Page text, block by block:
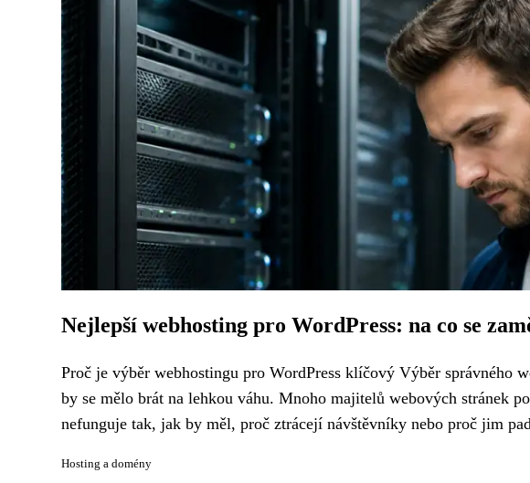
Nejlepší webhosting pro WordPress: na co se
Proč je výběr webhostingu pro WordPress klíčový Výběr správného
by se mělo brát na lehkou váhu. Mnoho majitelů webových stránek
nefunguje tak, jak by měl, proč ztrácejí návštěvníky nebo proč jim
Hosting a domény